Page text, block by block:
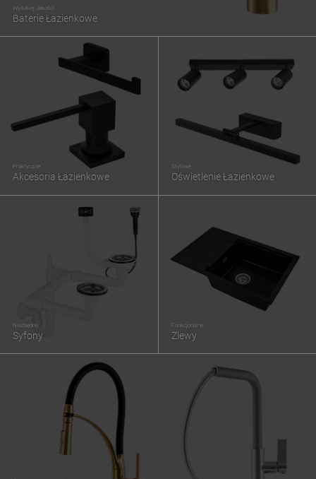
Wysokiej Jakości
Baterie Łazienkowe
Praktyczne
Akcesoria Łazienkowe
Stylowe
Oświetlenie Łazienkowe
Niezbędne
Syfony
Funkcjonalne
Zlewy